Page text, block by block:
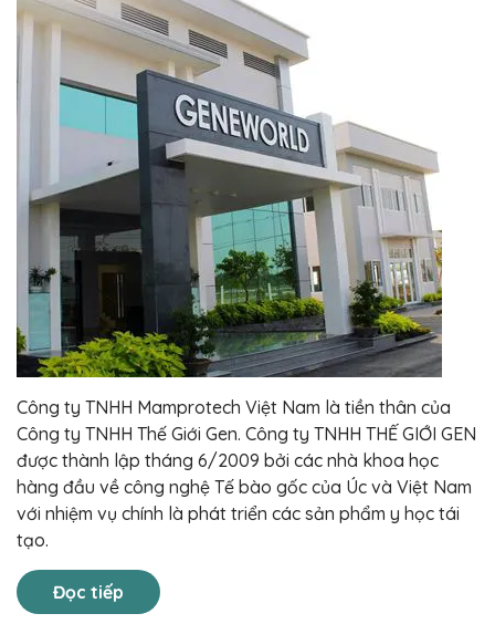
Công ty TNHH Mamprotech Việt Nam là tiền thân của
Công ty TNHH Thế Giới Gen. Công ty TNHH THẾ GIỚI GEN
được thành lập tháng 6/2009 bởi các nhà khoa học
hàng đầu về công nghệ Tế bào gốc của Úc và Việt Nam
với nhiệm vụ chính là phát triển các sản phẩm y học tái
tạo.
Đọc tiếp